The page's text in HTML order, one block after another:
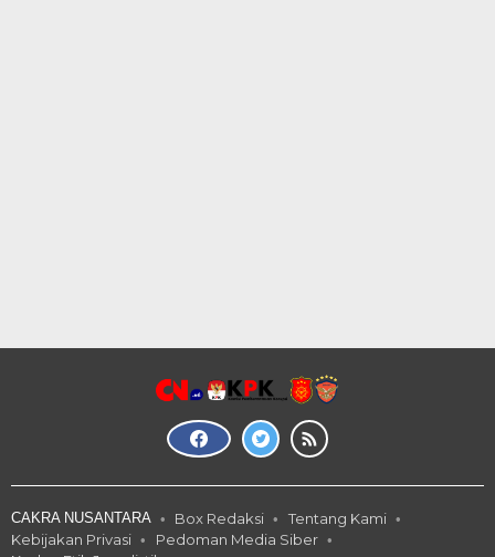
CAKRA NUSANTARA Box Redaksi
Tentang Kami
Kebijakan Privasi
Pedoman Media Siber